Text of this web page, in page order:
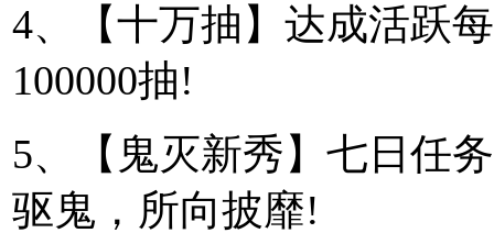
4、【十万抽】达成活跃
100000抽!
5、【鬼灭新秀】七日任
驱鬼，所向披靡!